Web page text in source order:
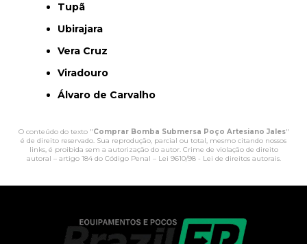
Tupã
Ubirajara
Vera Cruz
Viradouro
Álvaro de Carvalho
O conteúdo do texto "Comprar Bomba Submersa Poço Artesiano Jales"
é de direito reservado. Sua reprodução, parcial ou total, mesmo citando nossos
links, é proibida sem a autorização do autor. Crime de violação de direito
autoral – artigo 184 do Código Penal – Lei 9610/98 - Lei de direitos autorais.